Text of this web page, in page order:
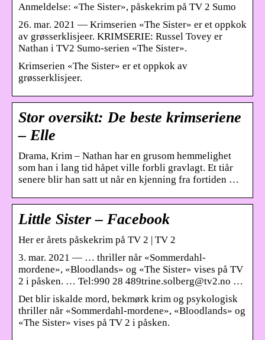
Anmeldelse: «The Sister», påskekrim på TV 2 Sumo
26. mar. 2021 — Krimserien «The Sister» er et oppkok
av grøsserklisjeer. KRIMSERIE: Russel Tovey er
Nathan i TV2 Sumo-serien «The Sister».
Krimserien «The Sister» er et oppkok av
grøsserklisjeer.
Stor oversikt: De beste krimseriene
– Elle
Drama, Krim – Nathan har en grusom hemmelighet
som han i lang tid håpet ville forbli gravlagt. Et tiår
senere blir han satt ut når en kjenning fra fortiden …
Little Sister – Facebook
Her er årets påskekrim på TV 2 | TV 2
3. mar. 2021 — … thriller når «Sommerdahl-
mordene», «Bloodlands» og «The Sister» vises på TV
2 i påsken. … Tel:990 28 489trine.solberg@tv2.no …
Det blir iskalde mord, bekmørk krim og psykologisk
thriller når «Sommerdahl-mordene», «Bloodlands» og
«The Sister» vises på TV 2 i påsken.